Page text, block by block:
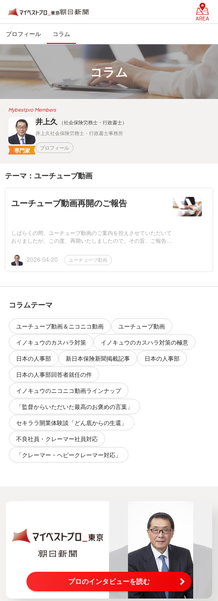
AREA
プロフィール コラム
コラム
Mybestpro Members
専門家
井上久
（社会保険労務士・行政書士）
井上久社会保険労務士・行政書士事務所
プロフィール
テーマ：ユーチューブ動画
ユーチューブ動画再開のご報告
しばらくの間、ユーチューブ動画のご案内を控えさせていただいて
おりましたが、この度、再開いたしましたので、その旨、ご報告申
す。是非、ご視聴...
2026-04-20 ユーチューブ動画
コラムテーマ
ユーチューブ動画＆ニコニコ動画
ユーチューブ動画
イノキュウのカスハラ対策
イノキュウのカスハラ対策の極意
日本の人事部
新日本保険新聞掲載記事
日本の人事部
日本の人事部回答者就任の件
イノキュウのニコニコ動画ラインナップ
「監督からいただいた最高のお褒めの言葉」
セキララ開業体験談「どん底からの生還」
不良社員・クレーマー社員対応
「クレーマー・ヘビークレーマー対応」
プロのインタビューを読む